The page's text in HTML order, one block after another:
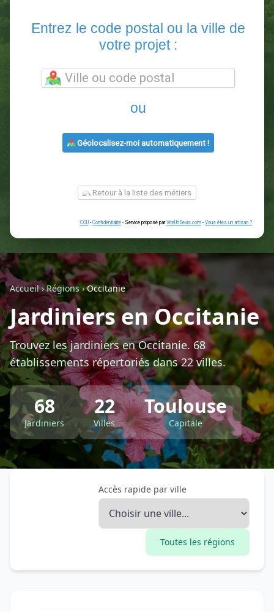
2 3
Entrez le code postal ou la
ou
Retour à la liste des métiers
CGU-Confidentialité- Service proposé parViteUnDevis.com-Vous
Accueil›Régions ›Occitanie
Jardiniers en Occitanie
Trouvez les jardiniers en Occitanie. 68
établissements répertoriés dans 22 villes.
68
Jardiniers
22
Villes
Toulouse
Capitale
Accès rapide par ville
Toutes les régions